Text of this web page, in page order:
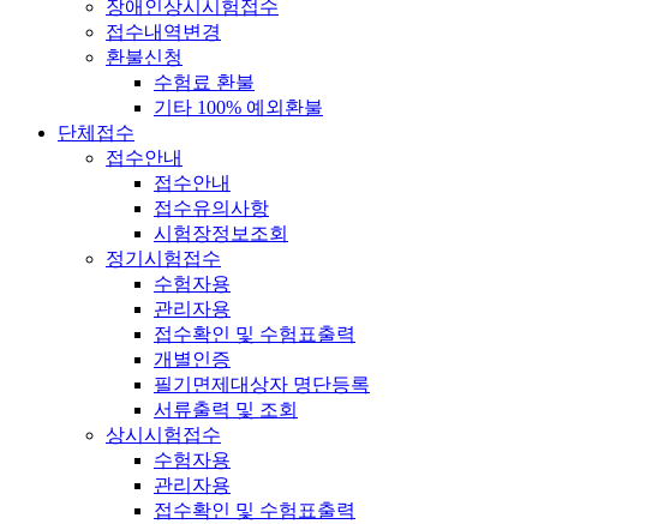
장애인상시시험접수
접수내역변경
환불신청
수험료 환불
기타 100% 예외환불
단체접수
접수안내
접수안내
접수유의사항
시험장정보조회
정기시험접수
수험자용
관리자용
접수확인 및 수험표출력
개별인증
필기면제대상자 명단등록
서류출력 및 조회
상시시험접수
수험자용
관리자용
접수확인 및 수험표출력